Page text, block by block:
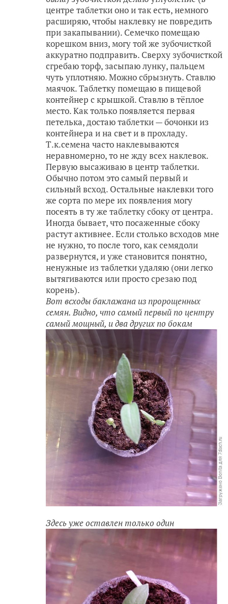
центре таблетки оно и так есть, немного
расширяю, чтобы наклевку не повредить
при закапывании). Семечко помещаю
корешком вниз, могу той же зубочисткой
аккуратно подправить. Сверху зубочисткой
сгребаю торф, засыпаю лунку, пальцем
чуть уплотняю. Можно сбрызнуть. Ставлю
маячок. Таблетку помещаю в пищевой
контейнер с крышкой. Ставлю в тёплое
место. Как только появляется первая
петелька, достаю таблетки — бочонки из
контейнера и на свет и в прохладу.
Т.к.семена часто наклевываются
неравномерно, то не жду всех наклевок.
Первую высаживаю в центр таблетки.
Обычно потом это самый первый и
сильный всход. Остальные наклевки того
же сорта по мере их появления могу
посеять в ту же таблетку сбоку от центра.
Иногда бывает, что посаженные сбоку
растут активнее. Если столько всходов мне
не нужно, то после того, как семядоли
развернутся, и уже становится понятно,
ненужные из таблетки удаляю (они легко
вытягиваются или просто срезаю под
корень).
Вот всходы баклажана из пророщенных
семян. Видно, что самый первый по центру
самый мощный, и два других по бокам
Здесь уже оставлен только один